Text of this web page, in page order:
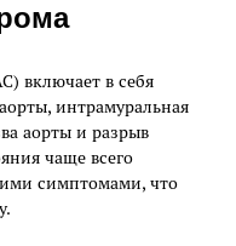
включает в себя
интрамуральная
аорты и разрыв
чаще всего
симптомами, что